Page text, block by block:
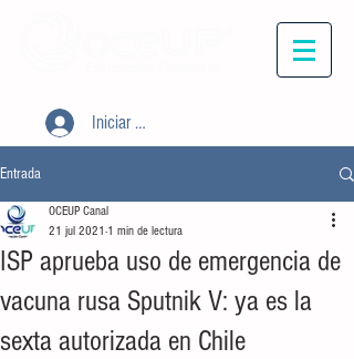
Iniciar sesión
Entrada
ISP aprueba uso de emergencia de
vacuna rusa Sputnik V: ya es la
sexta autorizada en Chile
OCEUP Canal
21 jul 2021 1 min de lectura